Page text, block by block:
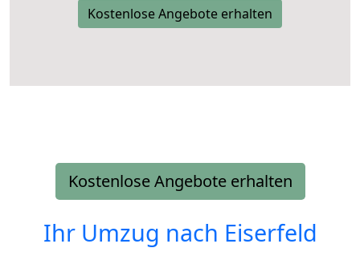
Kostenlose Angebote erhalten
Kostenlose Angebote erhalten
Ihr Umzug nach Eiserfeld